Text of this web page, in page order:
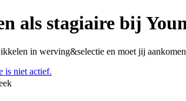
als stagiaire bij
in werving&selectie en moet jij
is niet actief.